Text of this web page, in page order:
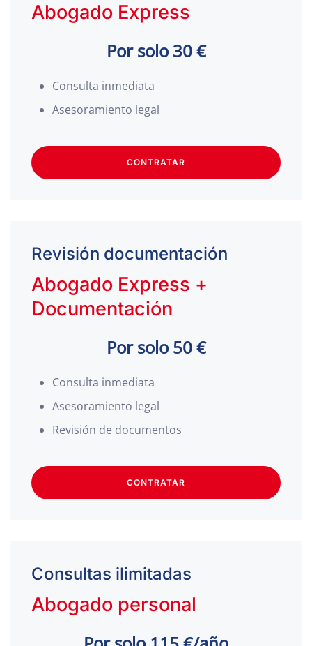
Abogado Express
Por solo 30 €
Consulta inmediata
Asesoramiento legal
CONTRATAR
Revisión documentación
Abogado Express +
Documentación
Por solo 50 €
Consulta inmediata
Asesoramiento legal
Revisión de documentos
CONTRATAR
Consultas ilimitadas
Abogado personal